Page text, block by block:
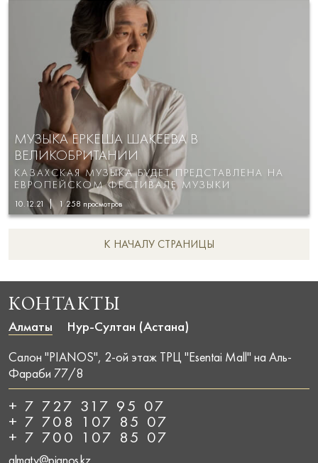
МУЗЫКА ЕРКЕША ШАКЕЕВА В
ВЕЛИКОБРИТАНИИ
КАЗАХСКАЯ МУЗЫКА БУДЕТ ПРЕДСТАВЛЕНА НА
ЕВРОПЕЙСКОМ ФЕСТИВАЛЕ МУЗЫКИ
10.12.21 1 258 просмотров
К НАЧАЛУ СТРАНИЦЫ
КОНТАКТЫ
Алматы Нур-Султан (Астана)
Салон "PIANOS", 2-ой этаж ТРЦ "Esentai Mall" на Аль-
Фараби 77/8
+ 7 727 317 95 07
+ 7 708 107 85 07
+ 7 700 107 85 07